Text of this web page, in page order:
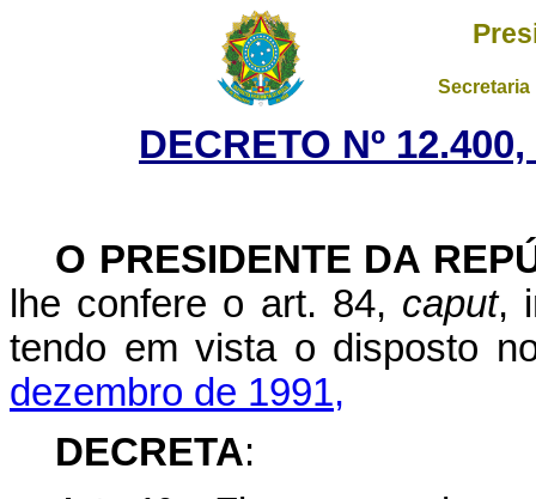
DECRETO Nº
O PRESIDENTE DA
lhe confere o art. 84, caput,
tendo em vista o disposto
dezembro de 1991,
DECRETA: